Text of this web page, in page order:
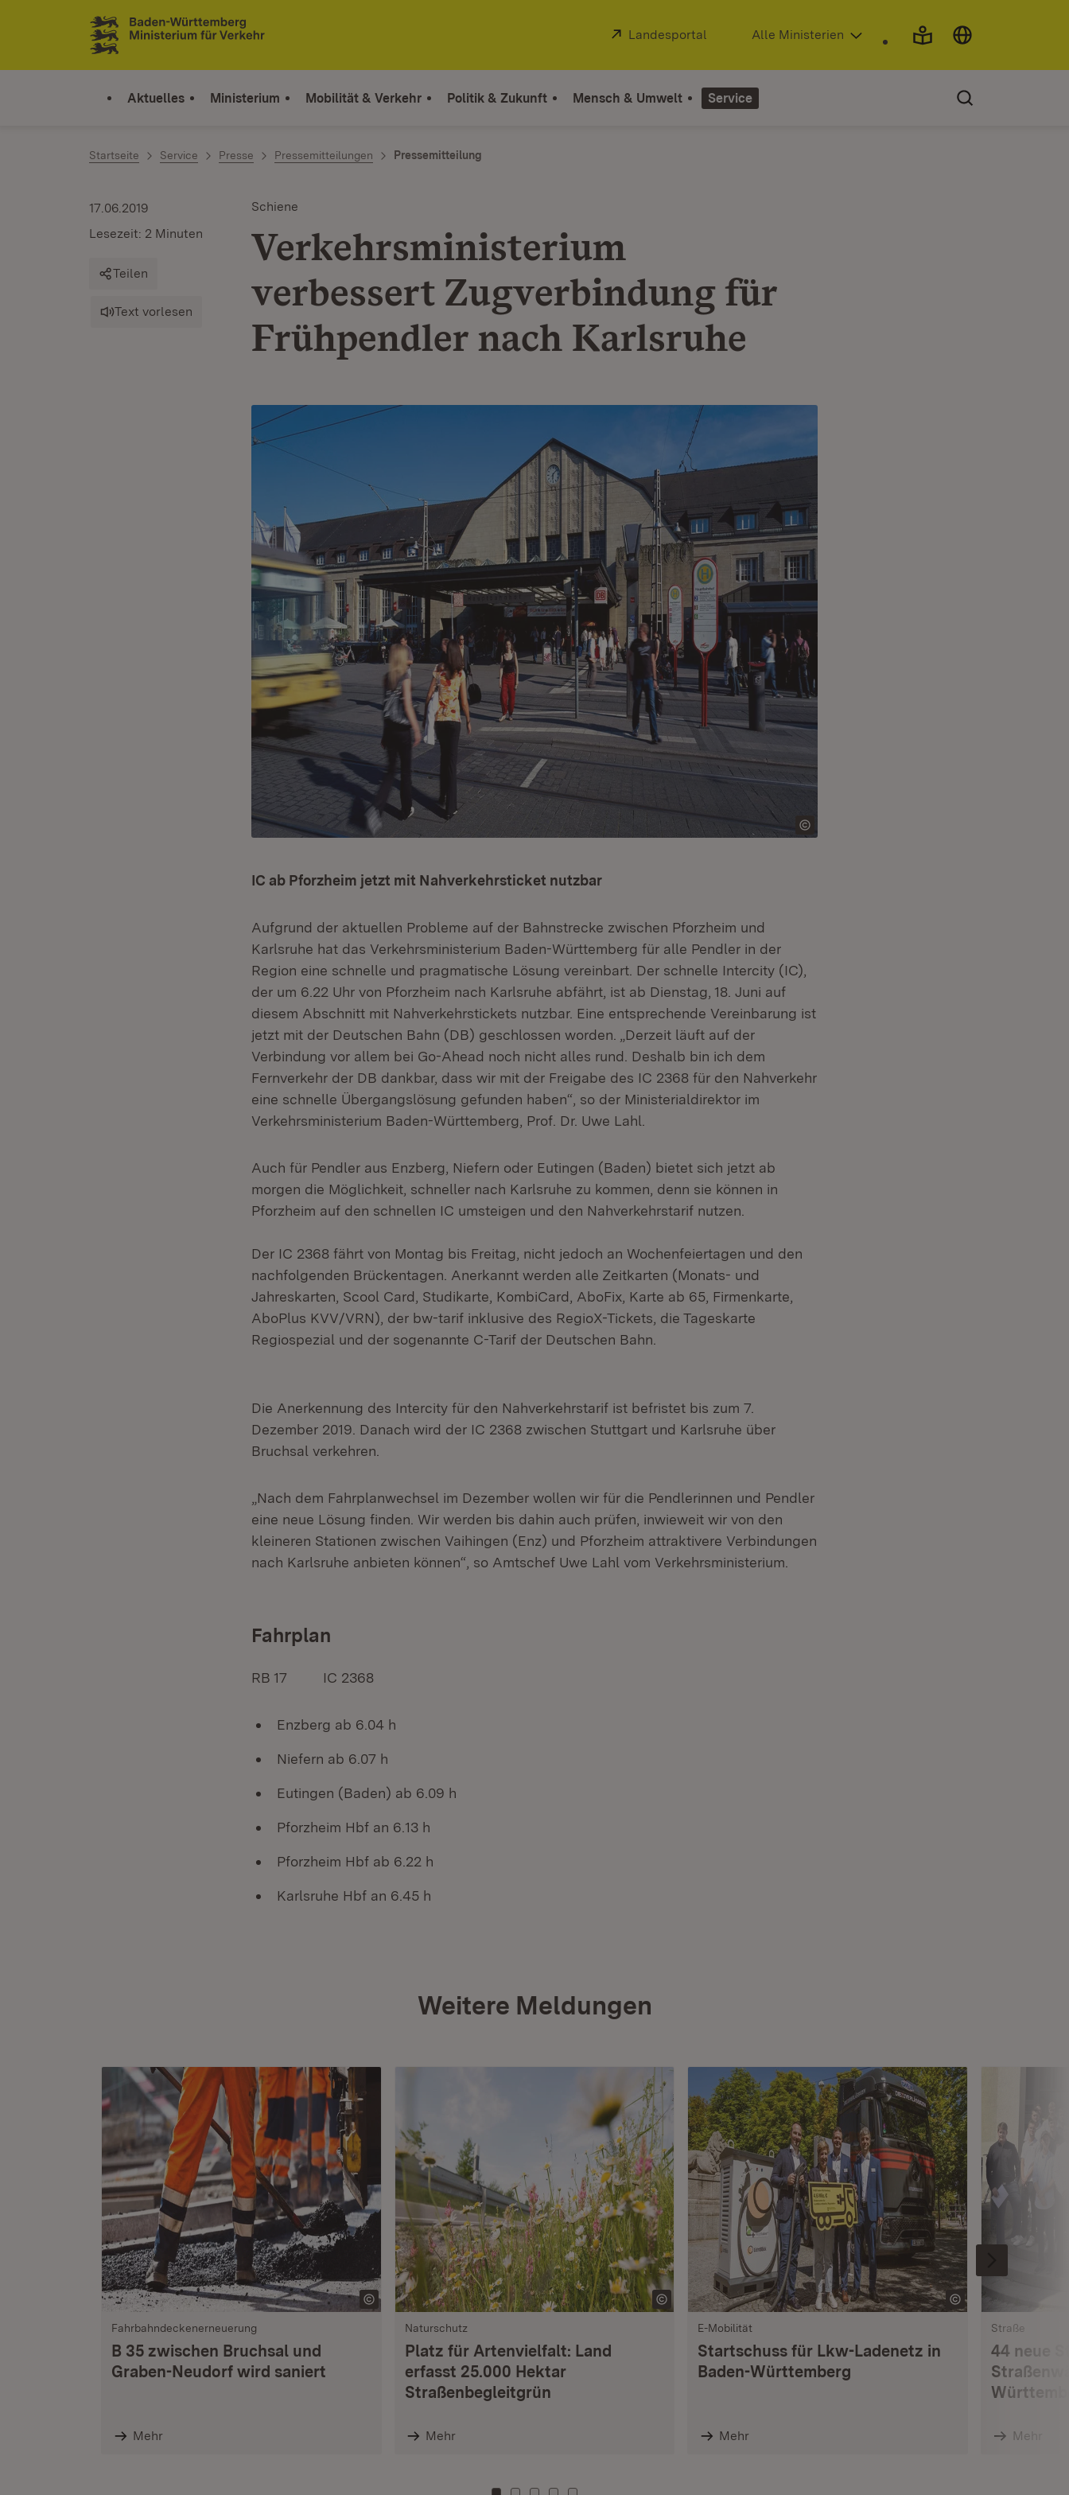
Zum Inhalt springen
Link zur Startseite
Extern:
Landesportal (Öffnet in neuem Fenster)
Alle Ministerien
Aktuelles Ministerium Mobilität & Verkehr Politik & Zukunft Mensch & Umwelt Service
Startseite Service Presse Pressemitteilungen Pressemitteilung
Schiene
Verkehrsministerium
verbessert Zugverbindung für
Frühpendler nach Karlsruhe
17.06.2019
Lesezeit: 2 Minuten
Teilen
Text vorlesen
IC ab Pforzheim jetzt mit Nahverkehrsticket nutzbar
Aufgrund der aktuellen Probleme auf der Bahnstrecke zwischen Pforzheim und
Karlsruhe hat das Verkehrsministerium Baden-Württemberg für alle Pendler in der
Region eine schnelle und pragmatische Lösung vereinbart. Der schnelle Intercity (IC),
der um 6.22 Uhr von Pforzheim nach Karlsruhe abfährt, ist ab Dienstag, 18. Juni auf
diesem Abschnitt mit Nahverkehrstickets nutzbar. Eine entsprechende Vereinbarung ist
jetzt mit der Deutschen Bahn (DB) geschlossen worden. „Derzeit läuft auf der
Verbindung vor allem bei Go-Ahead noch nicht alles rund. Deshalb bin ich dem
Fernverkehr der DB dankbar, dass wir mit der Freigabe des IC 2368 für den Nahverkehr
eine schnelle Übergangslösung gefunden haben“, so der Ministerialdirektor im
Verkehrsministerium Baden-Württemberg, Prof. Dr. Uwe Lahl.
Auch für Pendler aus Enzberg, Niefern oder Eutingen (Baden) bietet sich jetzt ab
morgen die Möglichkeit, schneller nach Karlsruhe zu kommen, denn sie können in
Pforzheim auf den schnellen IC umsteigen und den Nahverkehrstarif nutzen.
Der IC 2368 fährt von Montag bis Freitag, nicht jedoch an Wochenfeiertagen und den
nachfolgenden Brückentagen. Anerkannt werden alle Zeitkarten (Monats- und
Jahreskarten, Scool Card, Studikarte, KombiCard, AboFix, Karte ab 65, Firmenkarte,
AboPlus KVV/VRN), der bw-tarif inklusive des RegioX-Tickets, die Tageskarte
Regiospezial und der sogenannte C-Tarif der Deutschen Bahn.
Die Anerkennung des Intercity für den Nahverkehrstarif ist befristet bis zum 7.
Dezember 2019. Danach wird der IC 2368 zwischen Stuttgart und Karlsruhe über
Bruchsal verkehren.
„Nach dem Fahrplanwechsel im Dezember wollen wir für die Pendlerinnen und Pendler
eine neue Lösung finden. Wir werden bis dahin auch prüfen, inwieweit wir von den
kleineren Stationen zwischen Vaihingen (Enz) und Pforzheim attraktivere Verbindungen
nach Karlsruhe anbieten können“, so Amtschef Uwe Lahl vom Verkehrsministerium.
Fahrplan
RB 17 IC 2368
Enzberg ab 6.04 h
Niefern ab 6.07 h
Eutingen (Baden) ab 6.09 h
Pforzheim Hbf an 6.13 h
Pforzheim Hbf ab 6.22 h
Karlsruhe Hbf an 6.45 h
Weitere Meldungen
Fahrbahndeckenerneuerung
B 35 zwischen Bruchsal und
Graben-Neudorf wird saniert
Mehr
Naturschutz
Platz für Artenvielfalt: Land
erfasst 25.000 Hektar
Straßenbegleitgrün
Mehr
E-Mobilität
Startschuss für Lkw-Ladenetz in
Baden-Württemberg
Mehr
Straße
44 neue
Mehr